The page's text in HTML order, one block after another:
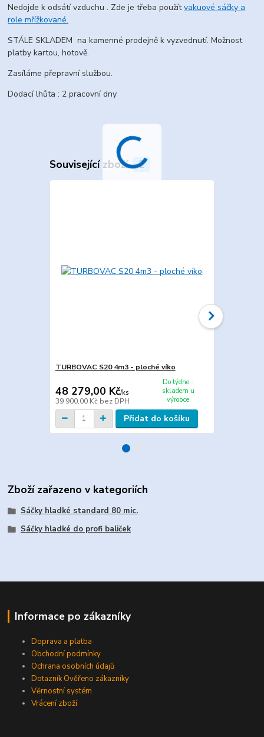
Nedojde k odsátí vzduchu . Zde je třeba použítvakuové sáčky a
role mřížkované.
STÁLE SKLADEM na kamenné prodejně k vyzvednutí. Možnost
platby kartou, hotově.
Zasíláme přepravní službou.
Dodací lhůta : 2 pracovní dny
Související zboží 2
TURBOVAC S20 4m3 - ploché víko
48 279,00 Kč/ks
39 900,00 Kč bez DPH
Do týdne -
skladem u
výrobce
Přidat do košíku
Zboží zařazeno v kategoriích
Sáčky hladké standard 80 mic.
Sáčky hladké do profi baliček
Informace po zákazníky
Doprava a platba
Obchodní podmínky
Ochrana osobních údajů
Dotazník Ověřeno zákazníky
Věrnostní systém
Vrácení zboží